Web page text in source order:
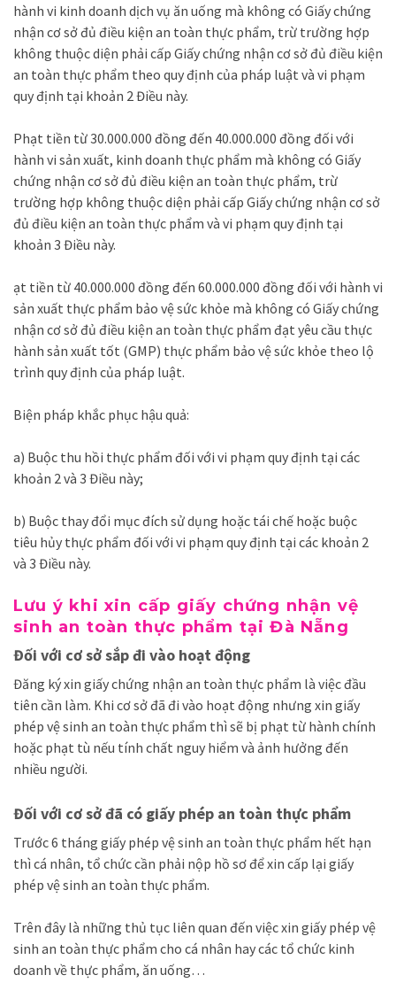
hành vi kinh doanh dịch vụ ăn uống mà không có Giấy chứng
nhận cơ sở đủ điều kiện an toàn thực phẩm, trừ trường hợp
không thuộc diện phải cấp Giấy chứng nhận cơ sở đủ điều kiện
an toàn thực phẩm theo quy định của pháp luật và vi phạm
quy định tại khoản 2 Điều này.
Phạt tiền từ 30.000.000 đồng đến 40.000.000 đồng đối với
hành vi sản xuất, kinh doanh thực phẩm mà không có Giấy
chứng nhận cơ sở đủ điều kiện an toàn thực phẩm, trừ
trường hợp không thuộc diện phải cấp Giấy chứng nhận cơ sở
đủ điều kiện an toàn thực phẩm và vi phạm quy định tại
khoản 3 Điều này.
ạt tiền từ 40.000.000 đồng đến 60.000.000 đồng đối với hành vi
sản xuất thực phẩm bảo vệ sức khỏe mà không có Giấy chứng
nhận cơ sở đủ điều kiện an toàn thực phẩm đạt yêu cầu thực
hành sản xuất tốt (GMP) thực phẩm bảo vệ sức khỏe theo lộ
trình quy định của pháp luật.
Biện pháp khắc phục hậu quả:
a) Buộc thu hồi thực phẩm đối với vi phạm quy định tại các
khoản 2 và 3 Điều này;
b) Buộc thay đổi mục đích sử dụng hoặc tái chế hoặc buộc
tiêu hủy thực phẩm đối với vi phạm quy định tại các khoản 2
và 3 Điều này.
Lưu ý khi xin cấp giấy chứng nhận vệ
sinh an toàn thực phẩm tại Đà Nẵng
Đối với cơ sở sắp đi vào hoạt động
Đăng ký xin giấy chứng nhận an toàn thực phẩm là việc đầu
tiên cần làm. Khi cơ sở đã đi vào hoạt động nhưng xin giấy
phép vệ sinh an toàn thực phẩm thì sẽ bị phạt từ hành chính
hoặc phạt tù nếu tính chất nguy hiểm và ảnh hưởng đến
nhiều người.
Đối với cơ sở đã có giấy phép an toàn thực phẩm
Trước 6 tháng giấy phép vệ sinh an toàn thực phẩm hết hạn
thì cá nhân, tổ chức cần phải nộp hồ sơ để xin cấp lại giấy
phép vệ sinh an toàn thực phẩm.
Trên đây là những thủ tục liên quan đến việc xin giấy phép vệ
sinh an toàn thực phẩm cho cá nhân hay các tổ chức kinh
doanh về thực phẩm, ăn uống…